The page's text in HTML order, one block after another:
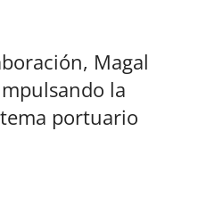
Magal
la
portuario